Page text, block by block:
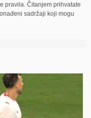
pravila. Čitanjem prihvatate
sadržaji koji mogu